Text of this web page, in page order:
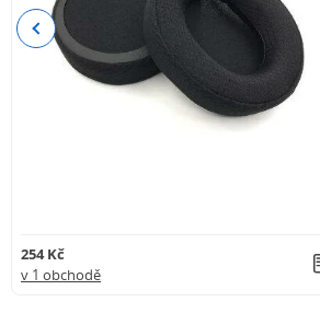
254 Kč
v 1 obchodě
Previous